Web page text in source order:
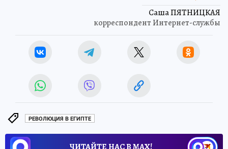
Саша ПЯТНИЦКАЯ
корреспондент Интернет-службы
РЕВОЛЮЦИЯ В ЕГИПТЕ